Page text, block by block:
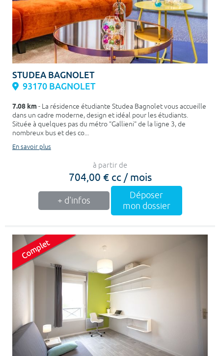
STUDEA BAGNOLET
93170 BAGNOLET
7.08 km- La résidence étudiante Studea Bagnolet vous accueille
dans un cadre moderne, design et idéal pour les étudiants.
Située à quelques pas du métro "Gallieni" de la ligne 3, de
nombreux bus et des co...
En savoir plus
à partir de
704,00 € cc / mois
+ d'infos
Déposer
mon dossier